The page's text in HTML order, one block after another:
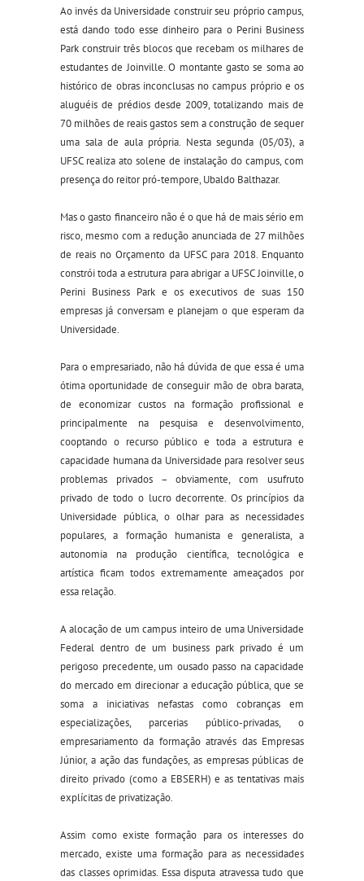
Ao invés da Universidade construir seu próprio campus,
está dando todo esse dinheiro para o Perini Business
Park construir três blocos que recebam os milhares de
estudantes de Joinville. O montante gasto se soma ao
histórico de obras inconclusas no campus próprio e os
aluguéis de prédios desde 2009, totalizando mais de
70 milhões de reais gastos sem a construção de sequer
uma sala de aula própria. Nesta segunda (05/03), a
UFSC realiza ato solene de instalação do campus, com
presença do reitor pró-tempore, Ubaldo Balthazar.
Mas o gasto financeiro não é o que há de mais sério em
risco, mesmo com a redução anunciada de 27 milhões
de reais no Orçamento da UFSC para 2018. Enquanto
constrói toda a estrutura para abrigar a UFSC Joinville, o
Perini Business Park e os executivos de suas 150
empresas já conversam e planejam o que esperam da
Universidade.
Para o empresariado, não há dúvida de que essa é uma
ótima oportunidade de conseguir mão de obra barata,
de economizar custos na formação profissional e
principalmente na pesquisa e desenvolvimento,
cooptando o recurso público e toda a estrutura e
capacidade humana da Universidade para resolver seus
problemas privados – obviamente, com usufruto
privado de todo o lucro decorrente. Os princípios da
Universidade pública, o olhar para as necessidades
populares, a formação humanista e generalista, a
autonomia na produção científica, tecnológica e
artística ficam todos extremamente ameaçados por
essa relação.
A alocação de um campus inteiro de uma Universidade
Federal dentro de um business park privado é um
perigoso precedente, um ousado passo na capacidade
do mercado em direcionar a educação pública, que se
soma a iniciativas nefastas como cobranças em
especializações, parcerias público-privadas, o
empresariamento da formação através das Empresas
Júnior, a ação das fundações, as empresas públicas de
direito privado (como a EBSERH) e as tentativas mais
explícitas de privatização.
Assim como existe formação para os interesses do
mercado, existe uma formação para as necessidades
das classes oprimidas. Essa disputa atravessa tudo que